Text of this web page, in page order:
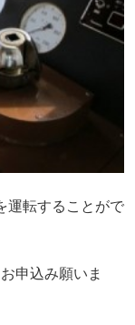
運転することがで
申込み願いま